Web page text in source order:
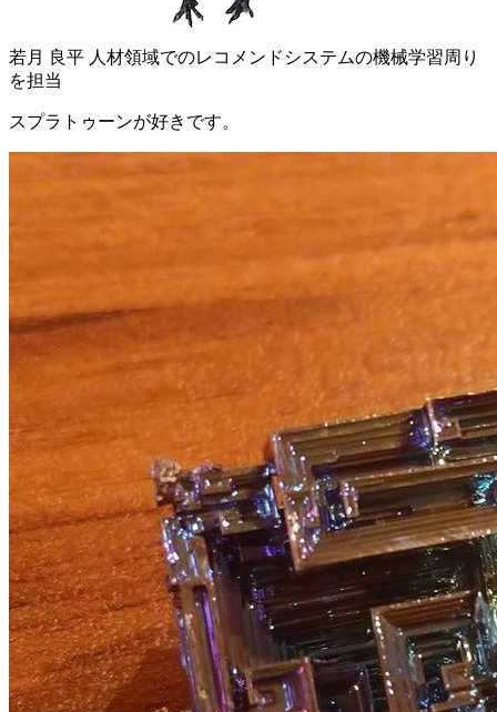
若月 良平 人材領域でのレコメンドシステムの機械学習周り
を担当
スプラトゥーンが好きです。